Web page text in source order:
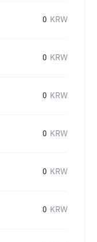
0 KRW
0 KRW
0 KRW
0 KRW
0 KRW
0 KRW